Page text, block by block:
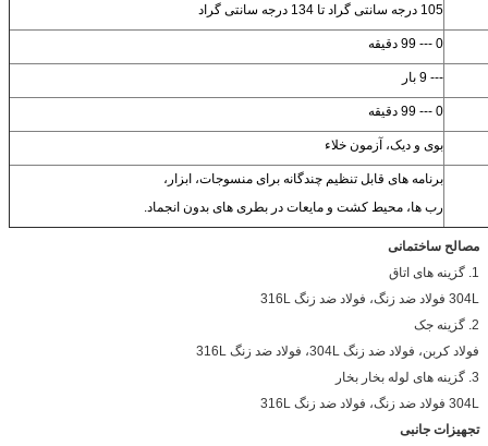
105 درجه سانتی گراد تا 134 درجه سانتی گراد
0 --- 99 دقیقه
--- 9 بار
0 --- 99 دقیقه
بوی و دیک، آزمون خلاء
برنامه های قابل تنظیم چندگانه برای منسوجات، ابزار،
رب ها، محیط کشت و مایعات در بطری های بدون انجماد.
مصالح ساختمانی
1. گزینه های اتاق
304L فولاد ضد زنگ، فولاد ضد زنگ 316L
2. گزینه جک
فولاد کربن، فولاد ضد زنگ 304L، فولاد ضد زنگ 316L
3. گزینه های لوله بخار بخار
304L فولاد ضد زنگ، فولاد ضد زنگ 316L
تجهیزات جانبی